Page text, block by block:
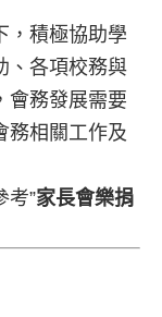
，積極協助學
、各項校務與
會務發展需要
務相關工作及
考”家長會樂捐